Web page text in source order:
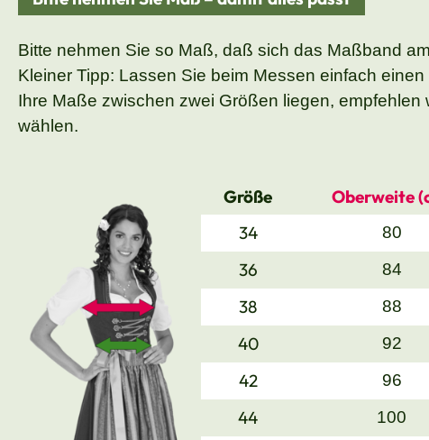
Bitte nehmen Sie so Maß, daß sich das Maßband
Kleiner Tipp: Lassen Sie beim Messen einfach
Ihre Maße zwischen zwei Größen liegen,
wählen.
Größe Oberweite
34
80
36 84
38 88
40 92
42 96
44 100